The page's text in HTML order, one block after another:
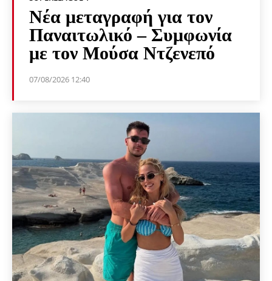
Νέα μεταγραφή για τον
Παναιτωλικό – Συμφωνία
με τον Μούσα Ντζενεπό
07/08/2026 12:40